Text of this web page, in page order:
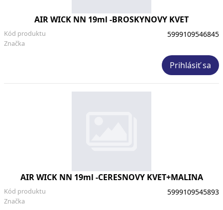
AIR WICK NN 19ml -BROSKYNOVY KVET
Značka
Kód produktu 5999109546845
Prihlásiť sa
AIR WICK NN 19ml -CERESNOVY KVET+MALINA
Značka
Kód produktu 5999109545893